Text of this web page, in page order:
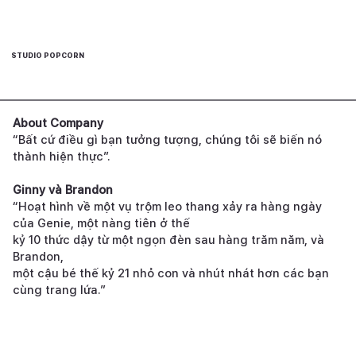
STUDIO POPCORN
About Company
“Bất cứ điều gì bạn tưởng tượng, chúng tôi sẽ biến nó
thành hiện thực”.
Ginny và Brandon
“Hoạt hình về một vụ trộm leo thang xảy ra hàng ngày
của Genie, một nàng tiên ở thế
kỷ 10 thức dậy từ một ngọn đèn sau hàng trăm năm, và
Brandon,
một cậu bé thế kỷ 21 nhỏ con và nhút nhát hơn các bạn
cùng trang lứa.”